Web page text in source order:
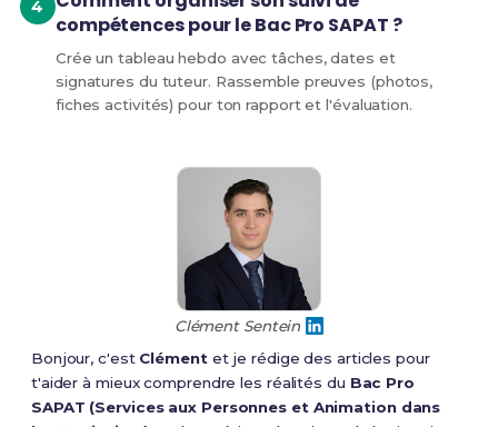
compétences pour le Bac Pro SAPAT ?
Crée un tableau hebdo avec tâches, dates et
signatures du tuteur. Rassemble preuves (photos,
fiches activités) pour ton rapport et l'évaluation.
Clément Sentein
Bonjour, c'est Clémentet je rédige des articles pour
t'aider à mieux comprendre les réalités du Bac Pro
SAPAT (Services aux Personnes et Animation dans